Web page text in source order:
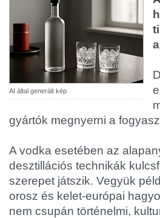
AI által generált kép
gyártók megnyerni a
A vodka esetében az
desztillációs technikák
szerepet játszik. Vegyük
orosz és kelet-európai
nem csupán történelmi,